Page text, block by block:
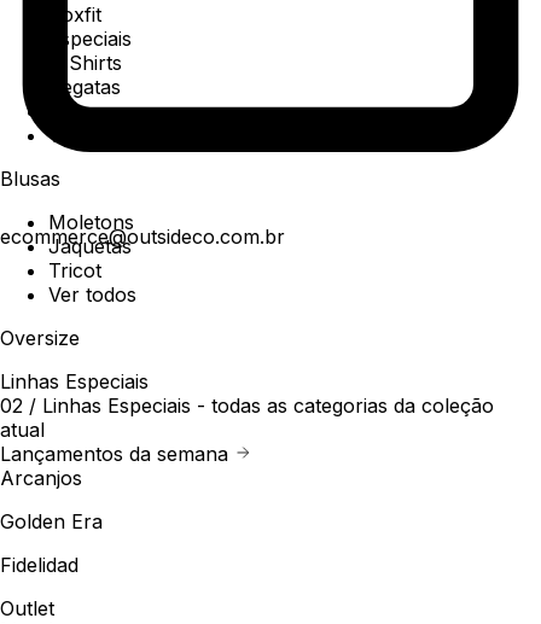
ecommerce@outsideco.com.br
Boxfit
Especiais
T-Shirts
Regatas
Polo
Ver todos
Blusas
Moletons
Jaquetas
Tricot
Ver todos
Oversize
Linhas Especiais
02 / Linhas Especiais - todas as categorias da coleção
atual
Lançamentos da semana
Arcanjos
Golden Era
Fidelidad
Outlet